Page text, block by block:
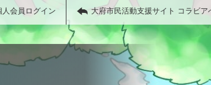
人会員ログイン 大府市民活動支援サイト コラビア